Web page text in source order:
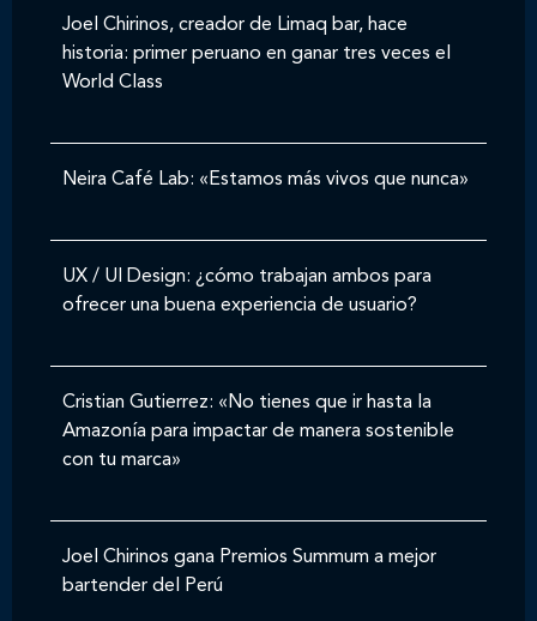
Joel Chirinos, creador de Limaq bar, hace
historia: primer peruano en ganar tres veces el
World Class
Neira Café Lab: «Estamos más vivos que nunca»
UX / UI Design: ¿cómo trabajan ambos para
ofrecer una buena experiencia de usuario?
Cristian Gutierrez: «No tienes que ir hasta la
Amazonía para impactar de manera sostenible
con tu marca»
Joel Chirinos gana Premios Summum a mejor
bartender del Perú